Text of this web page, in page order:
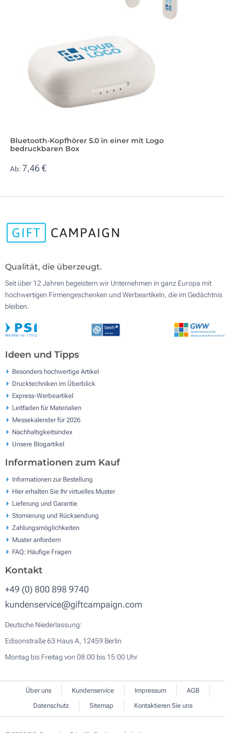
Bluetooth-Kopfhörer 5.0 in einer mit Logo
bedruckbaren Box
Ab: 7,46 €
Qualität, die überzeugt.
Seit über 12 Jahren begeistern wir Unternehmen in ganz Europa mit
hochwertigen Firmengeschenken und Werbeartikeln, die im Gedächtnis
bleiben.
Ideen und Tipps
Besonders hochwertige Artikel
Drucktechniken im Überblick
Express-Werbeartikel
Leitfaden für Materialien
Messekalender für 2026
Nachhaltigkeitsindex
Unsere Blogartikel
Informationen zum Kauf
Informationen zur Bestellung
Hier erhalten Sie Ihr virtuelles Muster
Lieferung und Garantie
Stornierung und Rücksendung
Zahlungsmöglichkeiten
Muster anfordern
FAQ: Häufige Fragen
Kontakt
+49 (0) 800 898 9740
kundenservice@giftcampaign.com
Deutsche Niederlassung:
Edisonstraße 63 Haus A, 12459 Berlin
Montag bis Freitag von 08:00 bis 15:00 Uhr
Über uns Kundenservice Impressum
AGB
Datenschutz
Sitemap Kontaktieren Sie uns